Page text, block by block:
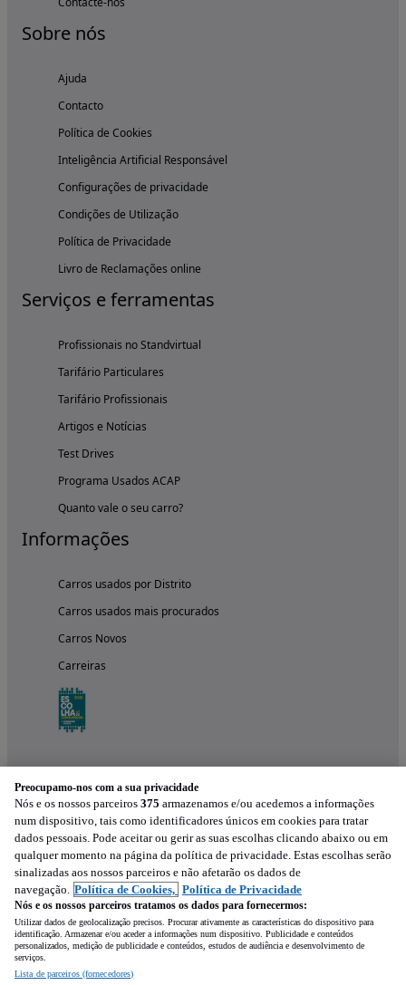
Sobre nós
Ajuda
Contacto
Política de Cookies
Inteligência Artificial Responsável
Configurações de privacidade
Condições de Utilização
Política de Privacidade
Livro de Reclamações online
Serviços e ferramentas
Profissionais no Standvirtual
Tarifário Particulares
Tarifário Profissionais
Artigos e Notícias
Test Drives
Programa Usados ACAP
Quanto vale o seu carro?
Informações
Carros usados por Distrito
Carros usados mais procurados
Carros Novos
Carreiras
Experimenta a aplicação
Preocupamo-nos com a sua privacidade
Nós e os nossos parceiros 375 armazenamos e/ou acedemos a informações
num dispositivo, tais como identificadores únicos em cookies para tratar
dados pessoais. Pode aceitar ou gerir as suas escolhas clicando abaixo ou em
qualquer momento na página da política de privacidade. Estas escolhas serão
sinalizadas aos nossos parceiros e não afetarão os dados de
navegação. Política de Cookies, Política de Privacidade
Nós e os nossos parceiros tratamos os dados para fornecermos:
Utilizar dados de geolocalização precisos. Procurar ativamente as características do dispositivo para
identificação. Armazenar e/ou aceder a informações num dispositivo. Publicidade e conteúdos
personalizados, medição de publicidade e conteúdos, estudos de audiência e desenvolvimento de
serviços.
Lista de parceiros (fornecedores)